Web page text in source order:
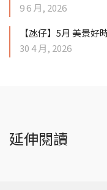
9 6 月, 2026
【氹仔】5月 美景好
30 4 月, 2026
延伸閱讀